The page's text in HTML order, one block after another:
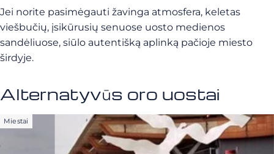
Jei norite pasimėgauti žavinga atmosfera, keletas
viešbučių, įsikūrusių senuose uosto medienos
sandėliuose, siūlo autentišką aplinką pačioje miesto
širdyje.
Alternatyvūs oro uostai
Miestai